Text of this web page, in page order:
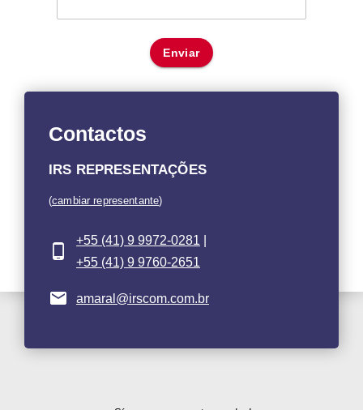
Contactos
IRS REPRESENTAÇÕES
(cambiar representante)
+55 (41) 9 9972-0281
+55 (41) 9 9760-2651
amaral@irscom.com.br
Enviar